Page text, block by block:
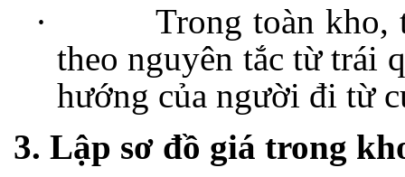
·
Trong toàn kho,
theo nguyên tắc từ trái
hướng của người đi từ
3. Lập sơ đồ giá trong